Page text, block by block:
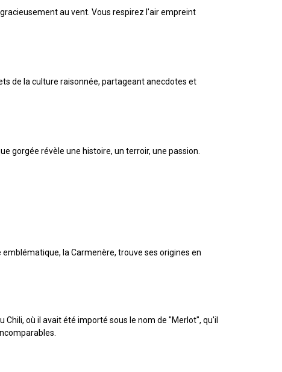
au vent. Vous respirez l'air empreint
de la culture raisonnée, partageant anecdotes et
gorgée révèle une histoire, un terroir, une passion.
la Carmenère, trouve ses origines en
où il avait été importé sous le nom de "Merlot", qu'il